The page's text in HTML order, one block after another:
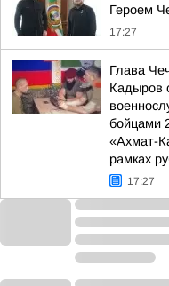
Героем
17:27
Глава
Кадыров
бойцами
«Ахмат-
рамках
17:27